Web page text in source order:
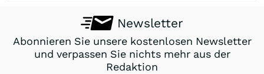
Newsletter
Abonnieren Sie unsere kostenlosen Newsletter
und verpassen Sie nichts mehr aus der
Redaktion